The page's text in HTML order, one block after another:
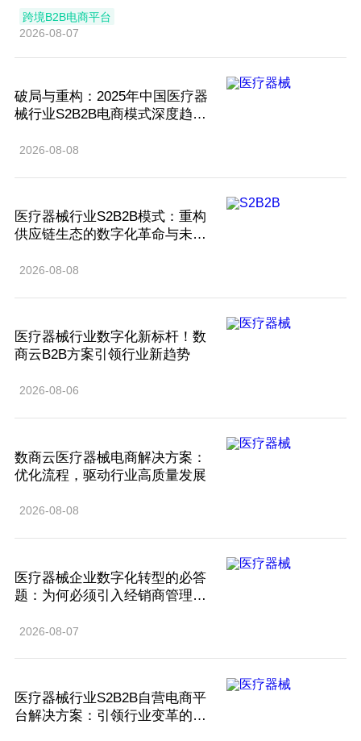
源实践
跨境B2B电商平台
2026-08-07
破局与重构：2025年中国医疗器
械行业S2B2B电商模式深度趋势
2026-08-08
医疗器械行业S2B2B模式：重构
供应链生态的数字化革命与未来
2026-08-08
医疗器械行业数字化新标杆！数
商云B2B方案引领行业新趋势
2026-08-06
数商云医疗器械电商解决方案：
优化流程，驱动行业高质量发展
2026-08-08
医疗器械企业数字化转型的必答
题：为何必须引入经销商管理系
2026-08-07
医疗器械行业S2B2B自营电商平
台解决方案：引领行业变革的智